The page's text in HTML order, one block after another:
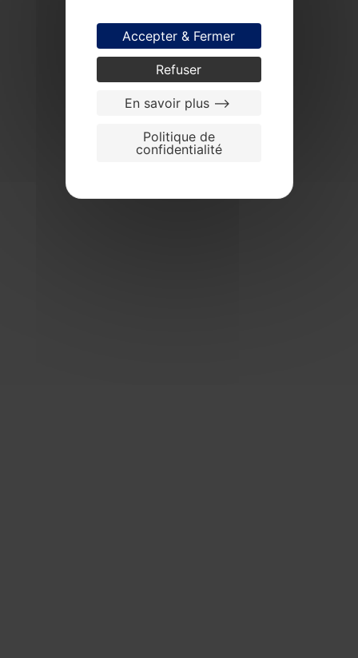
Accepter & Fermer
Refuser
En savoir plus -->
Politique de
confidentialité